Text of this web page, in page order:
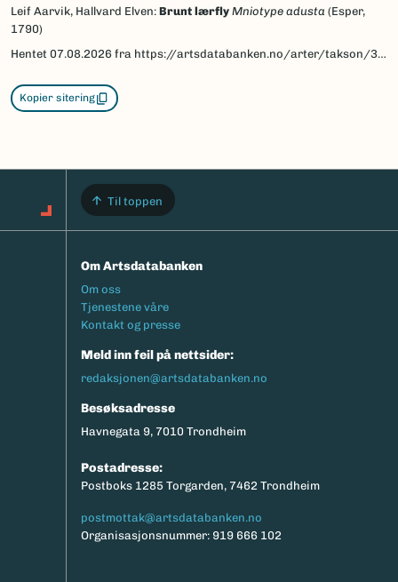
Leif Aarvik, Hallvard Elven: Brunt lærfly Mniotype adusta (Esper,
1790)
Hentet 07.08.2026 fra https://artsdatabanken.no/arter/takson/30826/beskrivelse
Kopier sitering
Til toppen
Om Artsdatabanken
Footermeny
Om oss
Tjenestene våre
Kontakt og presse
Meld inn feil på nettsider:
redaksjonen@artsdatabanken.no
Besøksadresse
Havnegata 9, 7010 Trondheim
Postadresse:
Postboks 1285 Torgarden, 7462 Trondheim
postmottak@artsdatabanken.no
Organisasjonsnummer: 919 666 102